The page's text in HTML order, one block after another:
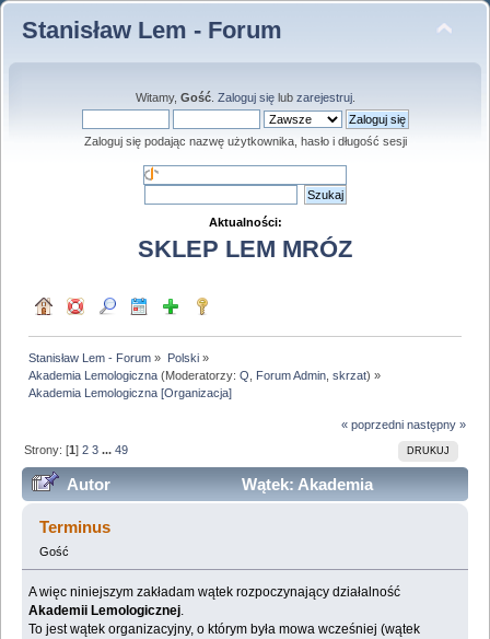
Stanisław Lem - Forum
Witamy, Gość. Zaloguj sięlub zarejestruj.
Zaloguj się podając nazwę użytkownika, hasło i długość sesji
Aktualności:
SKLEP LEM MRÓZ
Stanisław Lem - Forum » Polski»
Akademia Lemologiczna (Moderatorzy:Q Forum Admin ,skrzat) »
Akademia Lemologiczna [Organizacja]
« poprzedni następny »
DRUKUJ
Strony: [1]2 3 ...49
Autor
Wątek: Akademia
Lemologiczna [Organizacja] (Przeczytany 1127318
razy)
Terminus
Gość
A więc niniejszym zakładam wątek rozpoczynający działalność
Akademii Lemologicznej.
To jest wątek organizacyjny, o którym była mowa wcześniej (wątek